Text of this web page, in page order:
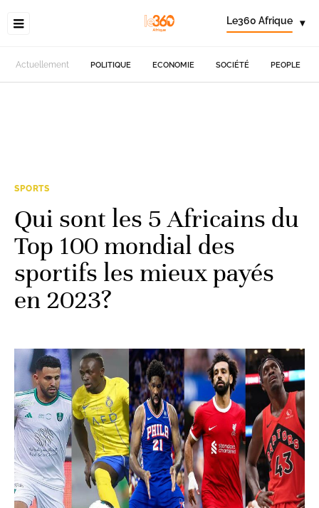
Le360 Afrique ▾
Actuellement POLITIQUE ECONOMIE SOCIÉTÉ PEOPLE
SPORTS
Qui sont les 5 Africains du
Top 100 mondial des
sportifs les mieux payés
en 2023?